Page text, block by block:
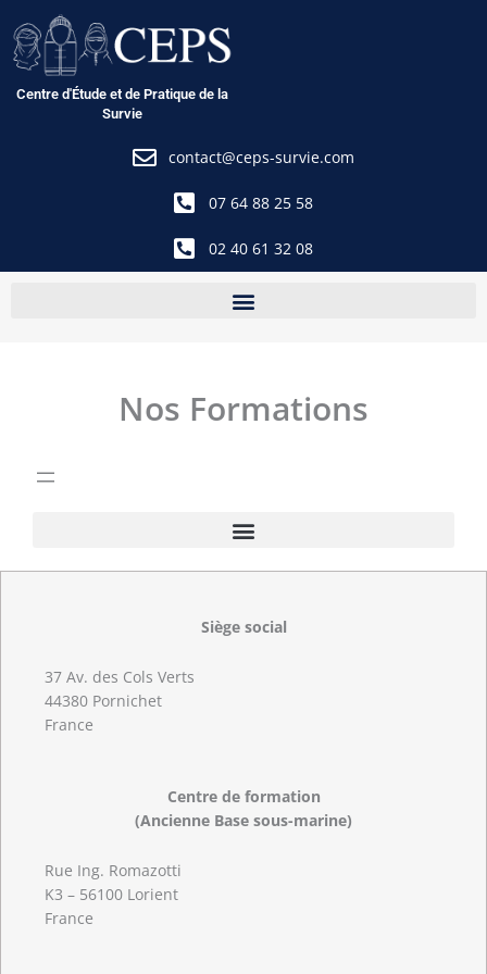
au
contenu
Centre d'Étude et de Pratique de la
Survie
contact@ceps-survie.com
07 64 88 25 58
02 40 61 32 08
Nos Formations
Siège social
37 Av. des Cols Verts
44380 Pornichet
France
Centre de formation
(Ancienne Base sous-marine)
Rue Ing. Romazotti
K3 – 56100 Lorient
France